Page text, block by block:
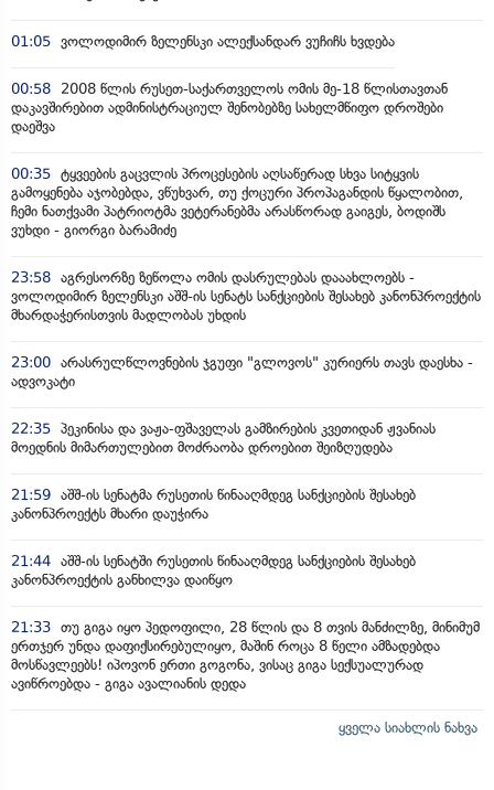
01:05 ვოლოდიმირ ზელენსკი ალექსანდარ ვუჩიჩს ხვდება
00:58
2008 წლის რუსეთ-საქართველოს ომის მე-18 წლისთავთან
დაკავშირებით ადმინისტრაციულ შენობებზე სახელმწიფო დროშები
დაეშვა
00:35 ტყვეების გაცვლის პროცესების აღსაწერად სხვა სიტყვის
გამოყენება აჯობებდა, ვწუხვარ, თუ ქოცური პროპაგანდის წყალობით,
ჩემი ნათქვამი პატრიოტმა ვეტერანებმა არასწორად გაიგეს, ბოდიშს
ვუხდი - გიორგი ბარამიძე
23:58 აგრესორზე ზეწოლა ომის დასრულებას დააახლოებს -
ვოლოდიმირ ზელენსკი აშშ-ის სენატს სანქციების შესახებ კანონპროექტის
მხარდაჭერისთვის მადლობას უხდის
23:00 არასრულწლოვნების ჯგუფი "გლოვოს" კურიერს თავს დაესხა -
ადვოკატი
22:35 პეკინისა და ვაჟა-ფშაველას გამზირების კვეთიდან ჟვანიას
მოედნის მიმართულებით მოძრაობა დროებით შეიზღუდება
21:59 აშშ-ის სენატმა რუსეთის წინააღმდეგ სანქციების შესახებ
კანონპროექტს მხარი დაუჭირა
21:44 აშშ-ის სენატში რუსეთის წინააღმდეგ სანქციების შესახებ
კანონპროექტის განხილვა დაიწყო
21:33 თუ გიგა იყო პედოფილი, 28 წლის და 8 თვის მანძილზე, მინიმუმ
ერთჯერ უნდა დაფიქსირებულიყო, მაშინ როცა 8 წელი ამზადებდა
მოსწავლეებს! იპოვონ ერთი გოგონა, ვისაც გიგა სექსუალურად
ავიწროებდა - გიგა ავალიანის დედა
ყველა სიახლის ნახვა